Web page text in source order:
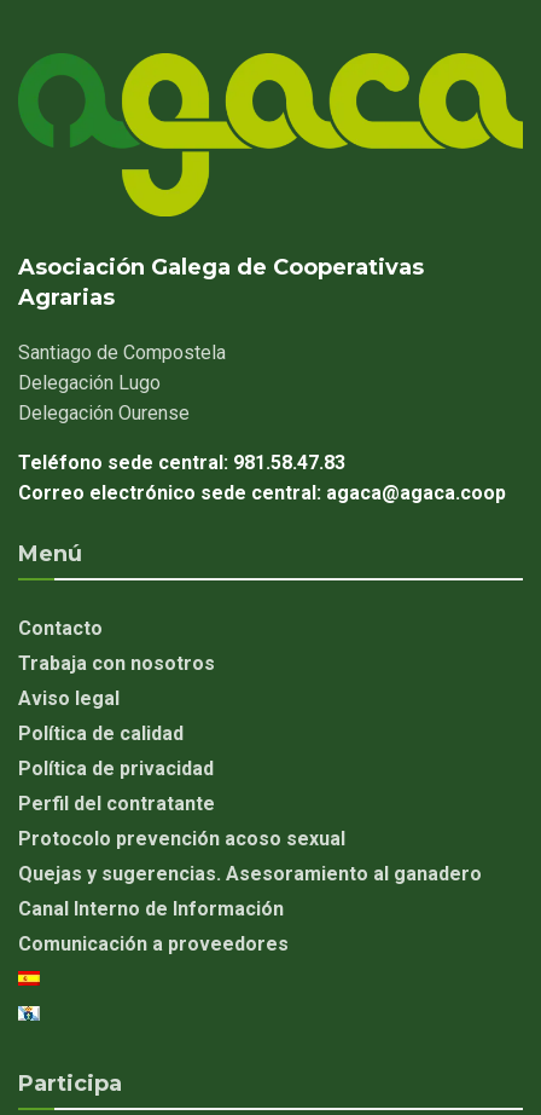
Asociación Galega de Cooperativas
Agrarias
Santiago de Compostela
Delegación Lugo
Delegación Ourense
Teléfono sede central: 981.58.47.83
Correo electrónico sede central: agaca@agaca.coop
Menú
Contacto
Trabaja con nosotros
Aviso legal
Política de calidad
Política de privacidad
Perfil del contratante
Protocolo prevención acoso sexual
Quejas y sugerencias. Asesoramiento al ganadero
Canal Interno de Información
Comunicación a proveedores
Participa